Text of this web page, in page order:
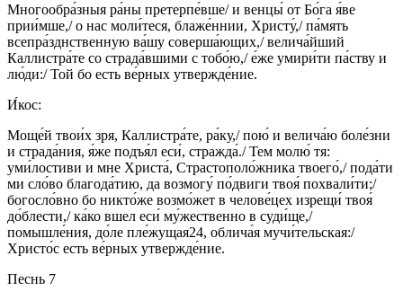
Многообра́зныя ра́ны претерпе́вше/ и венцы́ от Бо́га я́ве
прии́мше,/ о нас моли́теся, блаже́ннии, Христу́,/ па́мять
всепра́зднственную ва́шу соверша́ющих,/ велича́йший
Каллистра́те со страда́вшими с тобо́ю,/ е́же умири́ти па́ству и
лю́ди:/ Той бо есть ве́рных утвержде́ние.
И́кос:
Моще́й твои́х зря, Каллистра́те, ра́ку,/ пою́ и велича́ю боле́зни
и страда́ния, я́же подъя́л еси́, стражда́./ Тем молю́ тя:
уми́лостиви и мне Христа́, Страстополо́жника твоего́,/ пода́ти
ми сло́во благода́тию, да возмогу́ по́двиги твоя́ похвали́ти;/
богосло́вно бо никто́же возмо́жет в челове́цех изрещи́ твоя́
до́блести,/ ка́ко вшел еси́ му́жественно в суди́ще,/
помышле́ния, до́ле пле́жущая24, облича́я мучи́тельская:/
Христо́с есть ве́рных утвержде́ние.
Песнь 7